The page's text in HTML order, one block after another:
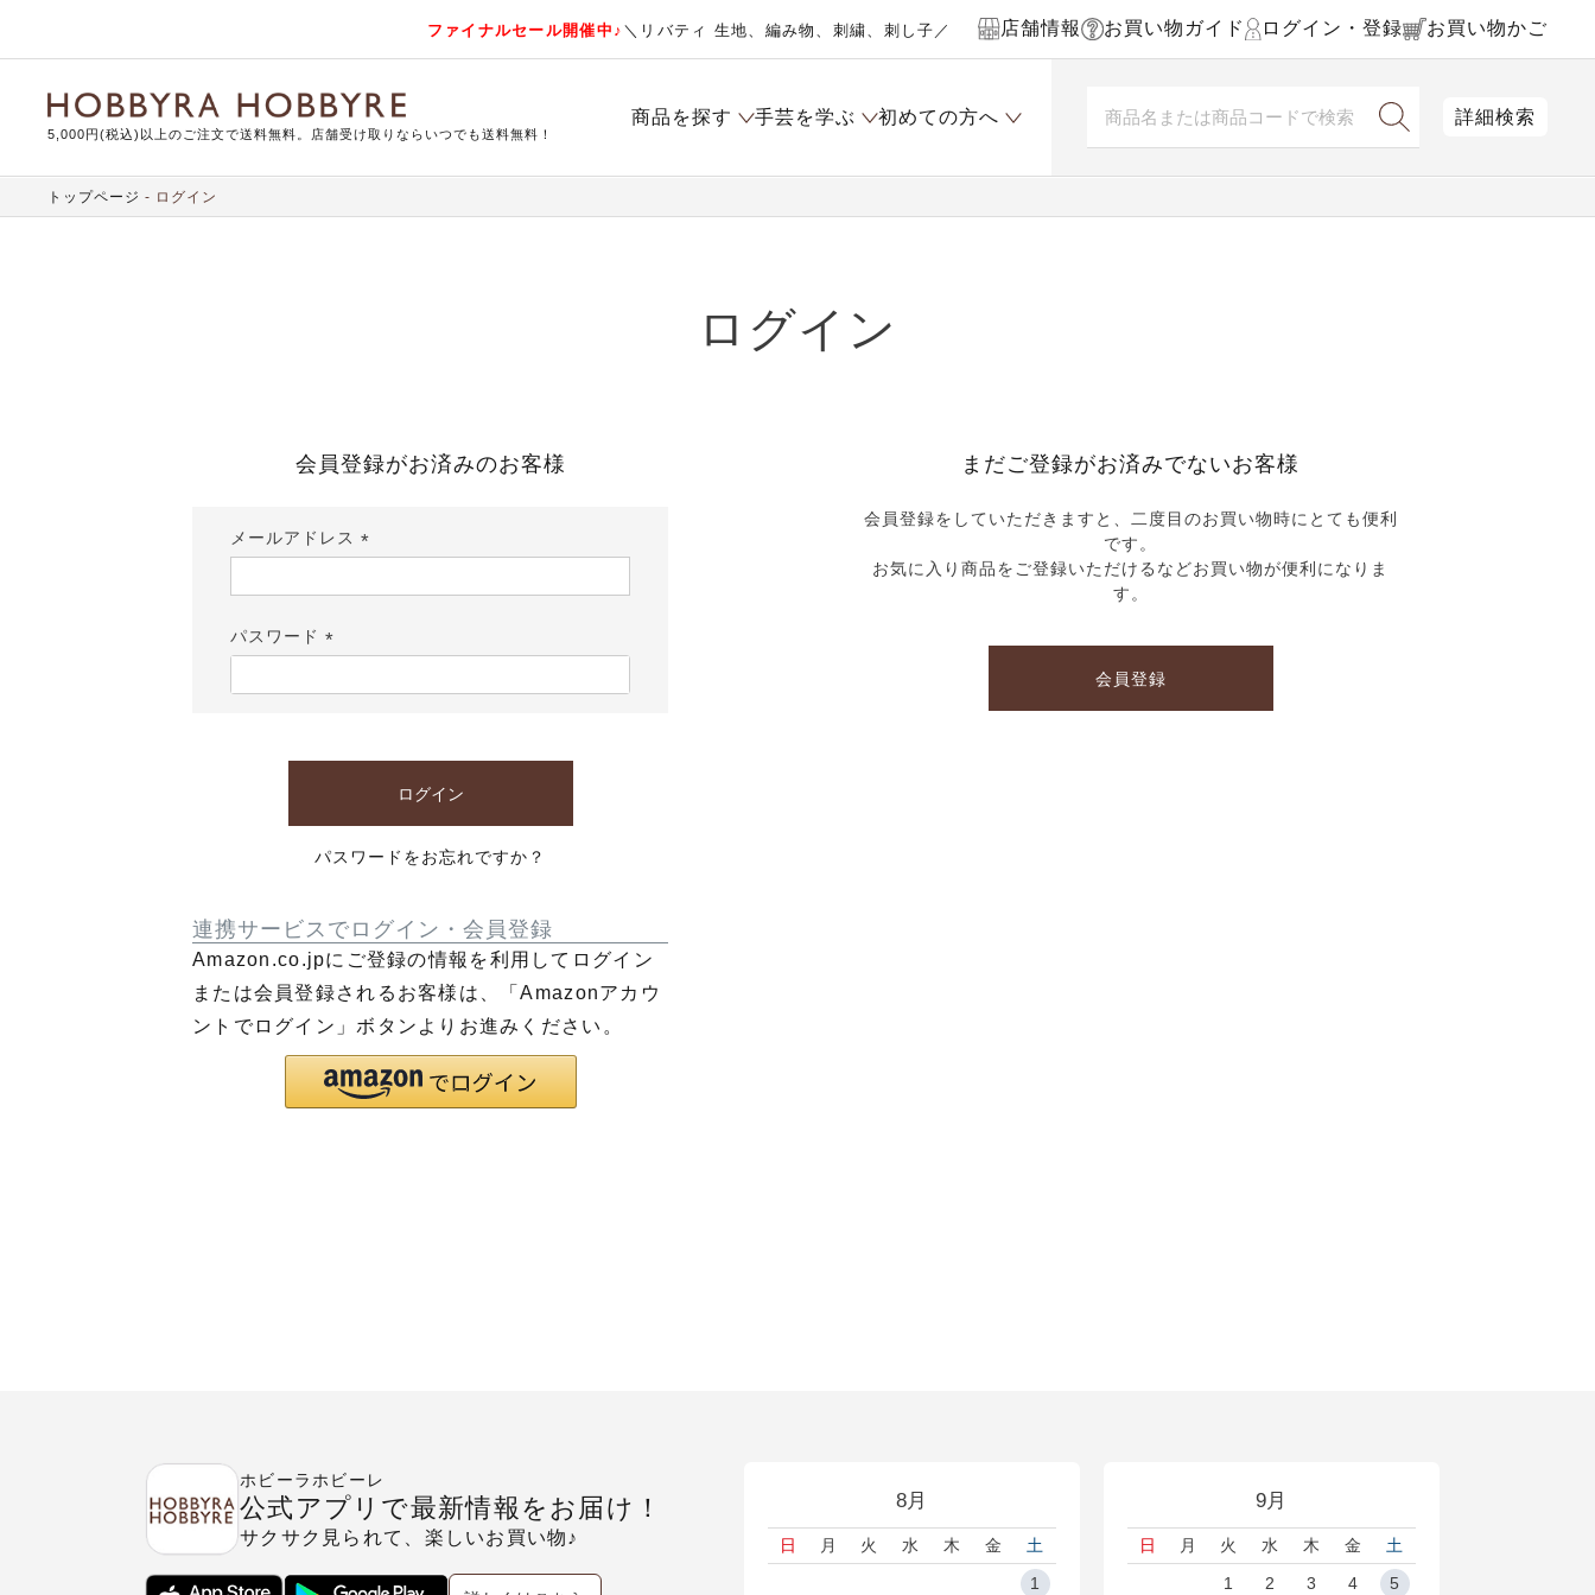
ファイナルセール開催中♪ ＼リバティ 生地、編み物、刺繍、刺し子／ 店舗情報 お買い物ガイド ログイン・登録 お買い物かご
5,000円(税込)以上のご注文で送料無料。店舗受け取りならいつでも送料無料！
商品を探す 手芸を学ぶ 初めての方へ 詳細検索
トップページ ログイン
ログイン
会員登録がお済みのお客様
メールアドレス
須)
パスワード
須)
ログイン
パスワードをお忘れですか？
連携サービスでログイン・会員登録
Amazon.co.jpにご登録の情報を利用してログイン
または会員登録されるお客様は、「Amazonアカウ
ントでログイン」ボタンよりお進みください。
まだご登録がお済みでないお客様
会員登録をしていただきますと、二度目のお買い物時にとても便利
です。
お気に入り商品をご登録いただけるなどお買い物が便利になりま
す。
会員登録
8月
日 月 火 水 木 金
土
1
9月
日 月 火 水 木 金
土
1
2 3 4 5
ホビーラホビーレ
公式アプリで最新情報をお届け！
サクサク見られて、楽しいお買い物♪